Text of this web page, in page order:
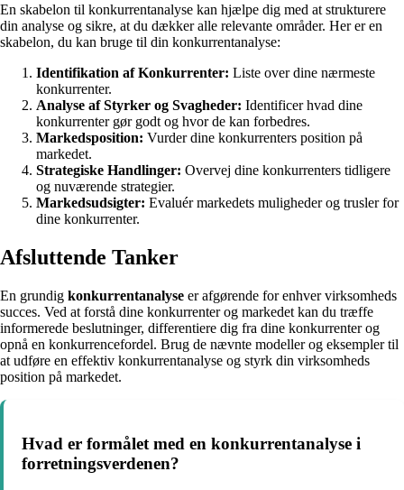
En skabelon til konkurrentanalyse kan hjælpe dig med at strukturere
din analyse og sikre, at du dækker alle relevante områder. Her er en
skabelon, du kan bruge til din konkurrentanalyse:
Identifikation af Konkurrenter: Liste over dine nærmeste
konkurrenter.
Analyse af Styrker og Svagheder: Identificer hvad dine
konkurrenter gør godt og hvor de kan forbedres.
Markedsposition: Vurder dine konkurrenters position på
markedet.
Strategiske Handlinger: Overvej dine konkurrenters tidligere
og nuværende strategier.
Markedsudsigter: Evaluér markedets muligheder og trusler for
dine konkurrenter.
Afsluttende Tanker
En grundig konkurrentanalyse er afgørende for enhver virksomheds
succes. Ved at forstå dine konkurrenter og markedet kan du træffe
informerede beslutninger, differentiere dig fra dine konkurrenter og
opnå en konkurrencefordel. Brug de nævnte modeller og eksempler til
at udføre en effektiv konkurrentanalyse og styrk din virksomheds
position på markedet.
Hvad er formålet med en konkurrentanalyse i
forretningsverdenen?